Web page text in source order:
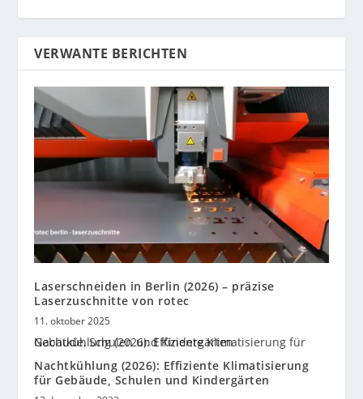
VERWANTE BERICHTEN
Laserschneiden in Berlin (2026) – präzise
Laserzuschnitte von rotec
11. oktober 2025
Nachtkühlung (2026): Effiziente Klimatisierung
für Gebäude, Schulen und Kindergärten